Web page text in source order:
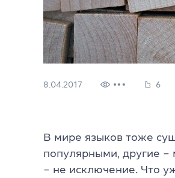
8.04.2017 6
В мире языков тоже
популярными, другие –
– не исключение. Что